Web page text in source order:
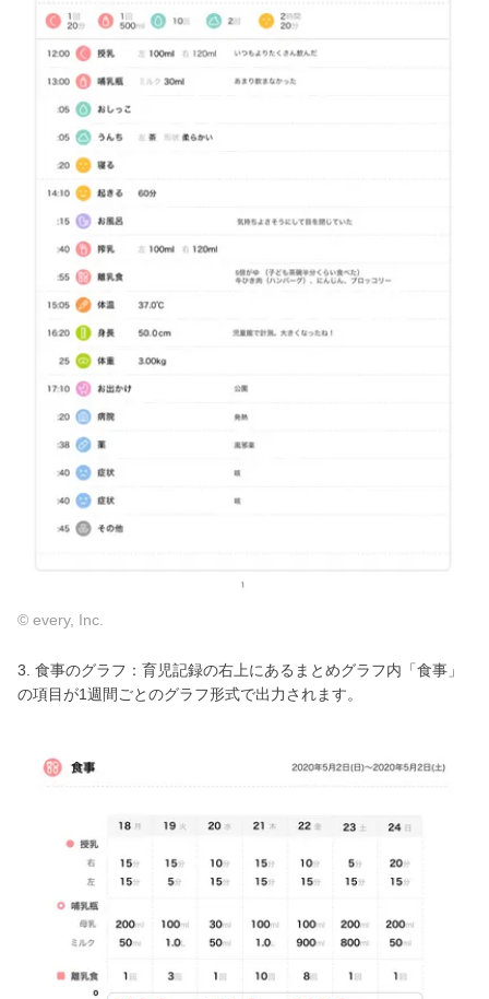
© every, Inc.
3. 食事のグラフ：育児記録の右上にあるまとめグラフ内「食事」
の項目が1週間ごとのグラフ形式で出力されます。